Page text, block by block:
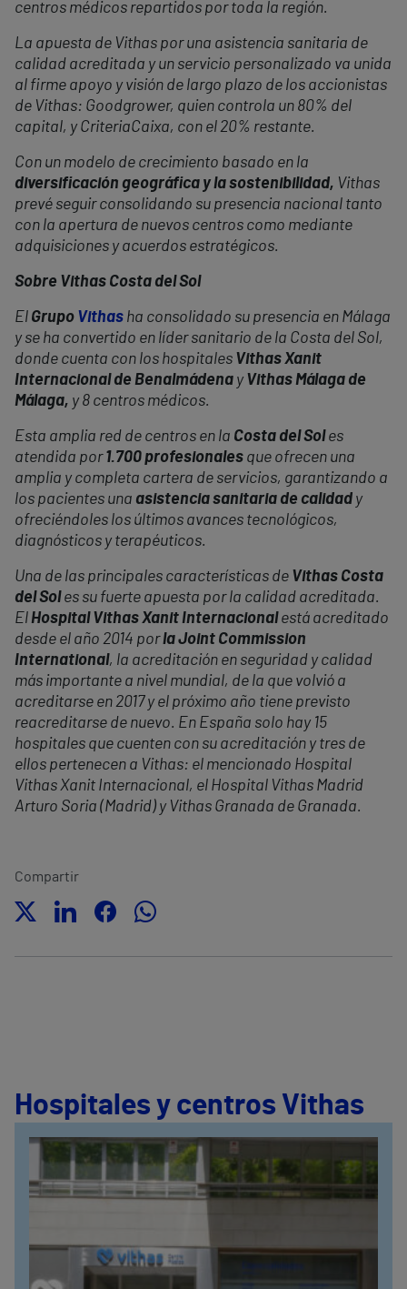
centros médicos repartidos por toda la región.
La apuesta de Vithas por una asistencia sanitaria de
calidad acreditada y un servicio personalizado va unida
al firme apoyo y visión de largo plazo de los accionistas
de Vithas: Goodgrower, quien controla un 80% del
capital, y CriteriaCaixa, con el 20% restante.
Con un modelo de crecimiento basado en la
diversificación geográfica y la sostenibilidad, Vithas
prevé seguir consolidando su presencia nacional tanto
con la apertura de nuevos centros como mediante
adquisiciones y acuerdos estratégicos.
Sobre Vithas Costa del Sol
El Grupo Vithas ha consolidado su presencia en Málaga
y se ha convertido en líder sanitario de la Costa del Sol,
donde cuenta con los hospitales Vithas Xanit
Internacional de Benalmádena y Vithas Málaga de
Málaga, y 8 centros médicos.
Esta amplia red de centros en la Costa del Soles
atendida por1.700 profesionales que ofrecen una
amplia y completa cartera de servicios, garantizando a
los pacientes una asistencia sanitaria de calidad y
ofreciéndoles los últimos avances tecnológicos,
diagnósticos y terapéuticos.
Una de las principales características de Vithas Costa
del Soles su fuerte apuesta por la calidad acreditada.
El Hospital Vithas Xanit Internacionalestá acreditado
desde el año 2014 porla Joint Commission
International, la acreditación en seguridad y calidad
más importante a nivel mundial, de la que volvió a
acreditarse en 2017 y el próximo año tiene previsto
reacreditarse de nuevo. En España solo hay 15
hospitales que cuenten con su acreditación y tres de
ellos pertenecen a Vithas: el mencionado Hospital
Vithas Xanit Internacional, el Hospital Vithas Madrid
Arturo Soria (Madrid) y Vithas Granada de Granada.
Compartir
Hospitales y centros Vithas